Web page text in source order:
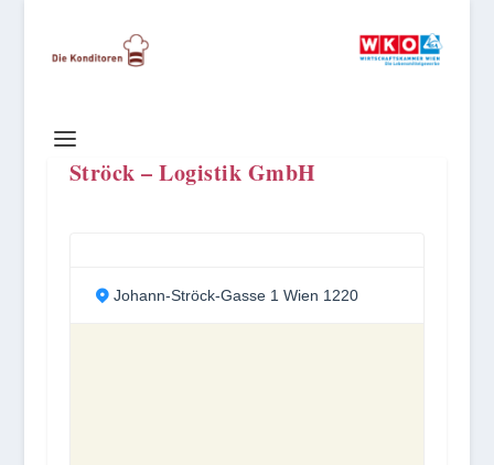
Ströck – Logistik GmbH
Johann-Ströck-Gasse 1 Wien 1220